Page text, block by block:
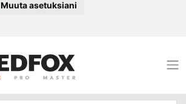
Muuta asetuksiani